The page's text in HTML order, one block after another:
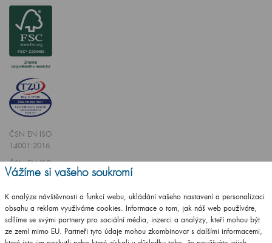
ČSN EN ISO
14001:2016
ČSN EN ISO
9001:2016
Vážíme si vašeho soukromí
K analýze návštěvnosti a funkcí webu, ukládání vašeho nastavení a personalizaci
obsahu a reklam využíváme cookies. Informace o tom, jak náš web používáte,
sdílíme se svými partnery pro sociální média, inzerci a analýzy, kteří mohou být
ze zemí mimo EU. Partneři tyto údaje mohou zkombinovat s dalšími informacemi,